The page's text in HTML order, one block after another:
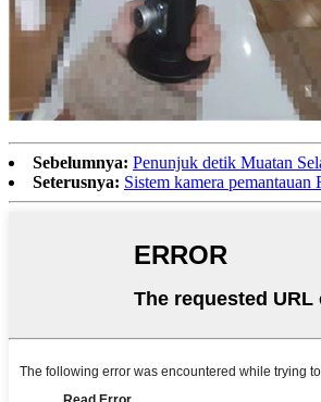
Sebelumnya: Penunjuk detik Muatan
Seterusnya: Sistem kamera pemantauan